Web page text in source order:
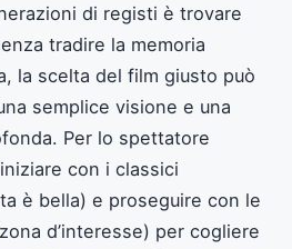
di registi è trovare
tradire la memoria
la scelta del film giusto può
semplice visione e una
Per lo spettatore
con i classici
è bella) e proseguire con le
d’interesse) per cogliere